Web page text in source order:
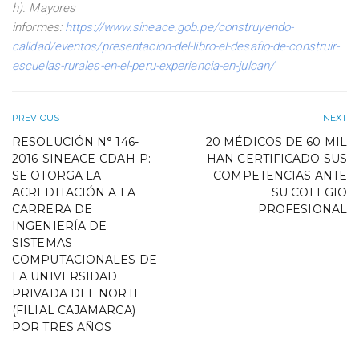
h). Mayores
informes: https://www.sineace.gob.pe/construyendo-
calidad/eventos/presentacion-del-libro-el-desafio-de-construir-
escuelas-rurales-en-el-peru-experiencia-en-julcan/
PREVIOUS
RESOLUCIÓN N° 146-
2016-SINEACE-CDAH-P:
SE OTORGA LA
ACREDITACIÓN A LA
CARRERA DE
INGENIERÍA DE
SISTEMAS
COMPUTACIONALES DE
LA UNIVERSIDAD
PRIVADA DEL NORTE
(FILIAL CAJAMARCA)
POR TRES AÑOS
NEXT
20 MÉDICOS DE 60 MIL
HAN CERTIFICADO SUS
COMPETENCIAS ANTE
SU COLEGIO
PROFESIONAL